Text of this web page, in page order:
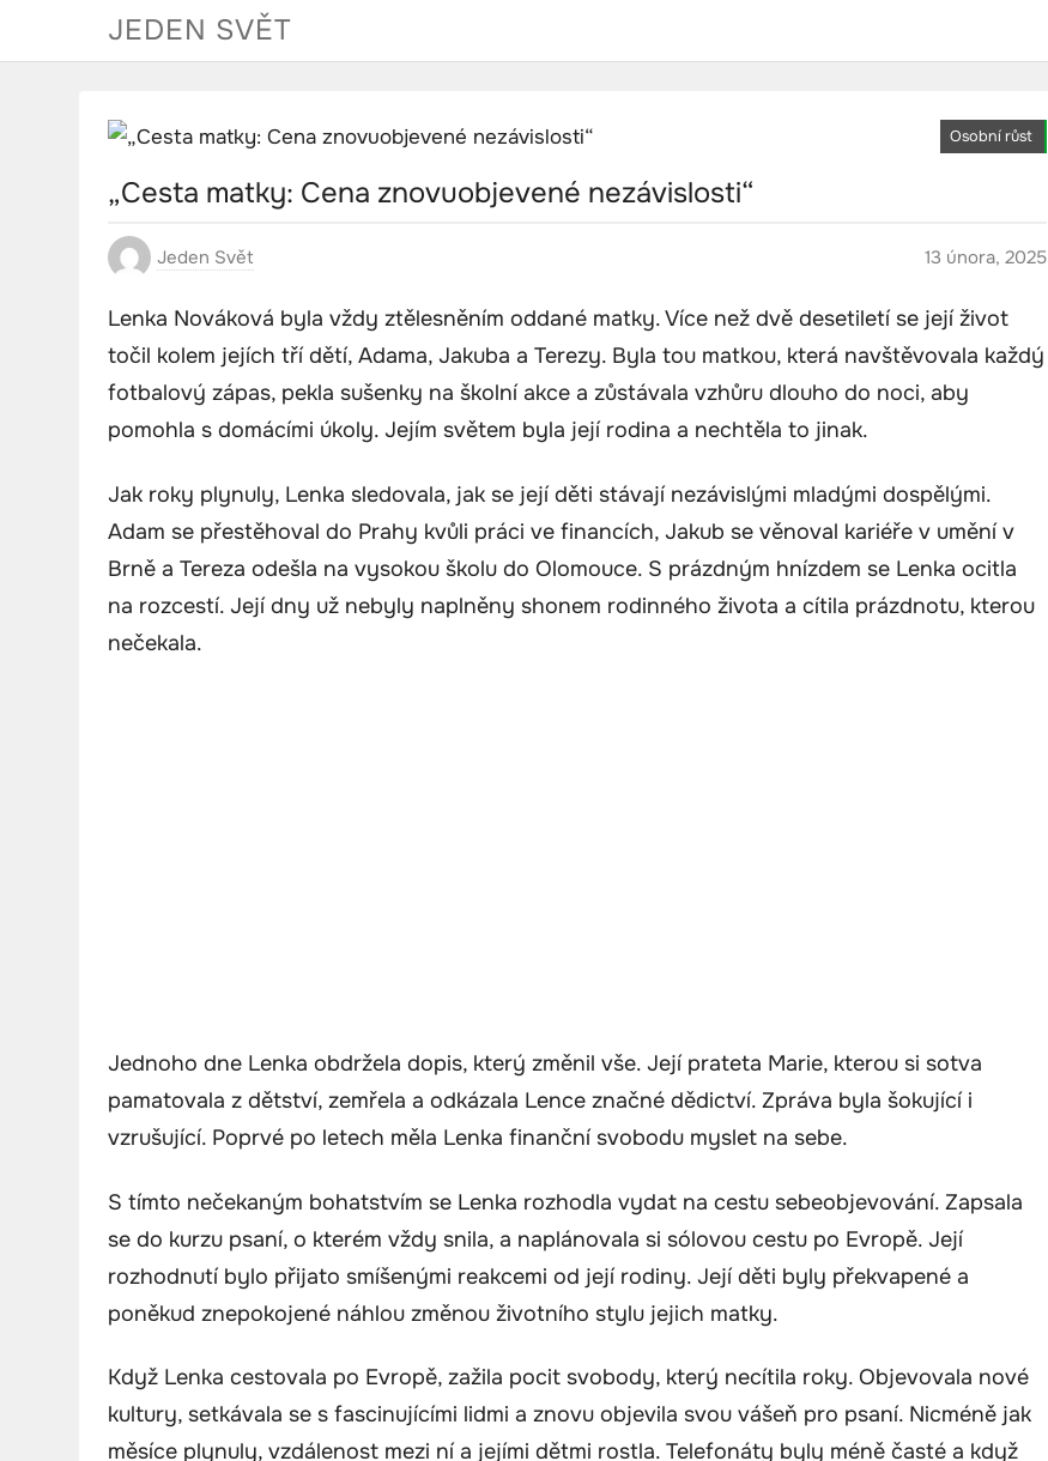
JEDEN SVĚT
Osobní růst
„Cesta matky: Cena znovuobjevené nezávislosti“
Jeden Svět 13 února, 2025
Lenka Nováková byla vždy ztělesněním oddané matky. Více než dvě desetiletí se její život
točil kolem jejích tří dětí, Adama, Jakuba a Terezy. Byla tou matkou, která navštěvovala každý
fotbalový zápas, pekla sušenky na školní akce a zůstávala vzhůru dlouho do noci, aby
pomohla s domácími úkoly. Jejím světem byla její rodina a nechtěla to jinak.
Jak roky plynuly, Lenka sledovala, jak se její děti stávají nezávislými mladými dospělými.
Adam se přestěhoval do Prahy kvůli práci ve financích, Jakub se věnoval kariéře v umění v
Brně a Tereza odešla na vysokou školu do Olomouce. S prázdným hnízdem se Lenka ocitla
na rozcestí. Její dny už nebyly naplněny shonem rodinného života a cítila prázdnotu, kterou
nečekala.
Jednoho dne Lenka obdržela dopis, který změnil vše. Její prateta Marie, kterou si sotva
pamatovala z dětství, zemřela a odkázala Lence značné dědictví. Zpráva byla šokující i
vzrušující. Poprvé po letech měla Lenka finanční svobodu myslet na sebe.
S tímto nečekaným bohatstvím se Lenka rozhodla vydat na cestu sebeobjevování. Zapsala
se do kurzu psaní, o kterém vždy snila, a naplánovala si sólovou cestu po Evropě. Její
rozhodnutí bylo přijato smíšenými reakcemi od její rodiny. Její děti byly překvapené a
poněkud znepokojené náhlou změnou životního stylu jejich matky.
Když Lenka cestovala po Evropě, zažila pocit svobody, který necítila roky. Objevovala nové
kultury, setkávala se s fascinujícími lidmi a znovu objevila svou vášeň pro psaní. Nicméně jak
měsíce plynuly, vzdálenost mezi ní a jejími dětmi rostla. Telefonáty byly méně časté a když